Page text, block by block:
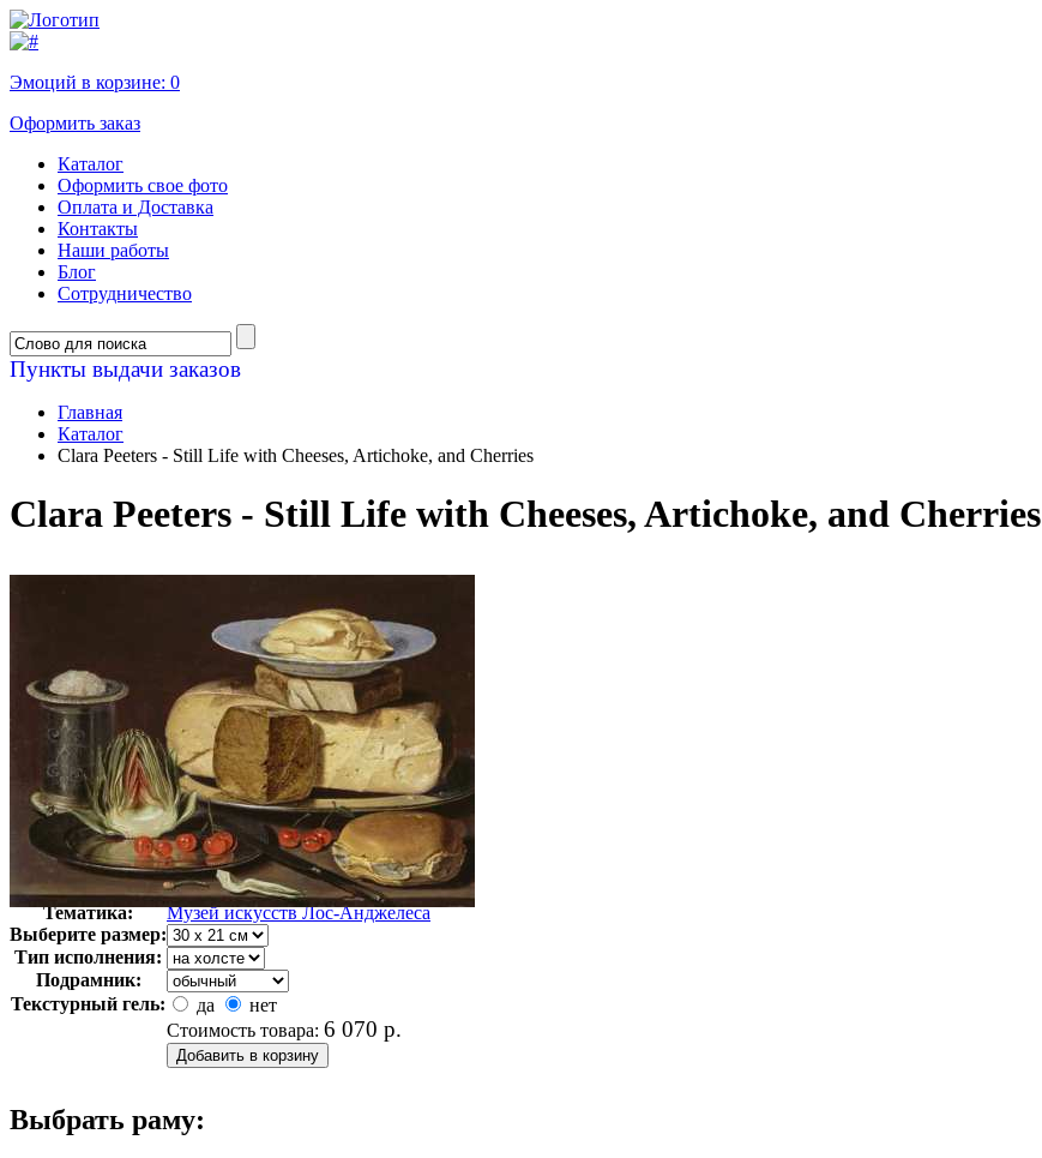
Эмоций в корзине: 0
Оформить заказ
Каталог
Оформить свое фото
Оплата и Доставка
Контакты
Наши работы
Блог
Сотрудничество
Пункты выдачи заказов
Главная
Каталог
Clara Peeters - Still Life with Cheeses, Artichoke, and Cherries
Clara Peeters - Still Life with Cheeses, Artichoke, and Cherries
Автор:
Неизвестно
Арт-стиль
Американская живопись
Тематика:
Музей искусств Лос-Анджелеса
Выберите размер:
Тип исполнения:
Подрамник:
Текстурный гель:
да
нет
Стоимость товара: 6 070 р.
Выбрать раму: